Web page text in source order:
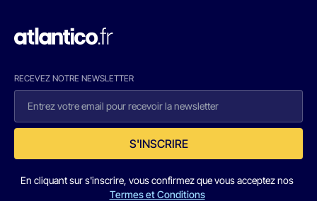
RECEVEZ NOTRE NEWSLETTER
S'INSCRIRE
En cliquant sur s'inscrire, vous confirmez que vous acceptez nos
Termes et Conditions